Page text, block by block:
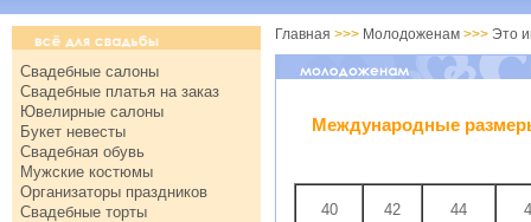
Свадебные салоны
Свадебные платья на заказ
Ювелирные салоны
Букет невесты
Свадебная обувь
Мужские костюмы
Организаторы праздников
Свадебные торты
Главная >>> Молодоженам >>> Это
Международные
40 42 44